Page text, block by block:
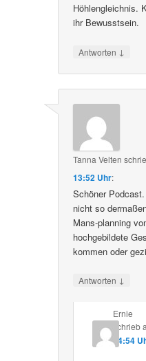
Höhlengleichnis.
ihr Bewusstsein.
Antworten ↓
Tanna Velten
13:52 Uhr:
Schöner
nicht so
Mans-planning
hochgebildete
kommen oder
Antworten ↓
Ernie
schrieb
04:54